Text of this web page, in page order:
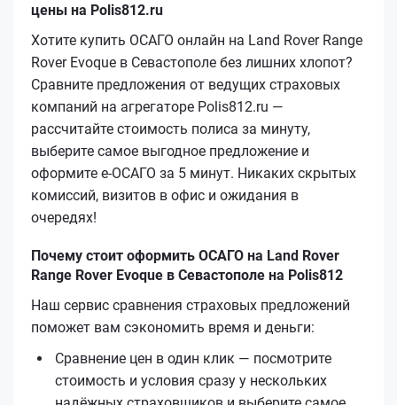
цены на Polis812.ru
Хотите купить ОСАГО онлайн на Land Rover Range
Rover Evoque в Севастополе без лишних хлопот?
Сравните предложения от ведущих страховых
компаний на агрегаторе Polis812.ru —
рассчитайте стоимость полиса за минуту,
выберите самое выгодное предложение и
оформите е‑ОСАГО за 5 минут. Никаких скрытых
комиссий, визитов в офис и ожидания в
очередях!
Почему стоит оформить ОСАГО на Land Rover
Range Rover Evoque в Севастополе на Polis812
Наш сервис сравнения страховых предложений
поможет вам сэкономить время и деньги:
Сравнение цен в один клик — посмотрите
стоимость и условия сразу у нескольких